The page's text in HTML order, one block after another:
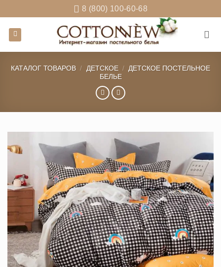
to
content
8 (800) 100-60-68
КАТАЛОГ ТОВАРОВ / ДЕТСКОЕ / ДЕТСКОЕ ПОСТЕЛЬНОЕ
БЕЛЬЕ